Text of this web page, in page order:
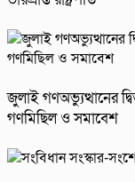
জুলাই গণঅভ্যুত্থানের
গণমিছিল ও সমাবেশ